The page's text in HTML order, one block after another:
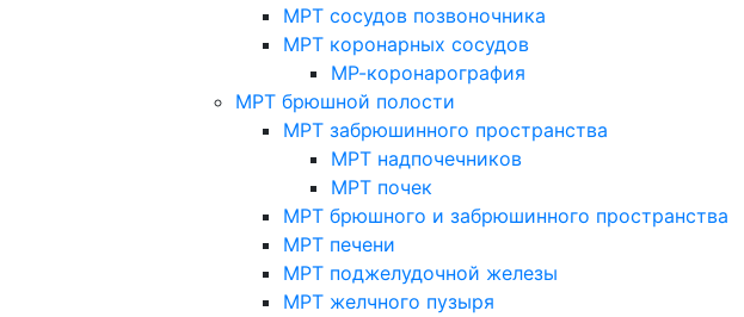
МРТ сосудов позвоночника
МРТ коронарных сосудов
МР-коронарография
МРТ брюшной полости
МРТ забрюшинного пространства
МРТ надпочечников
МРТ почек
МРТ брюшного и забрюшинного пространства
МРТ печени
МРТ поджелудочной железы
МРТ желчного пузыря